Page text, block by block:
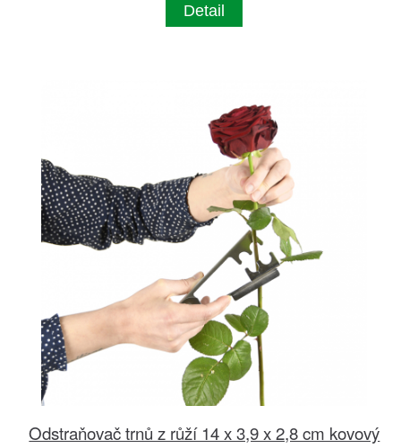
Detail
Odstraňovač trnů z růží 14 x 3,9 x 2,8 cm kovový